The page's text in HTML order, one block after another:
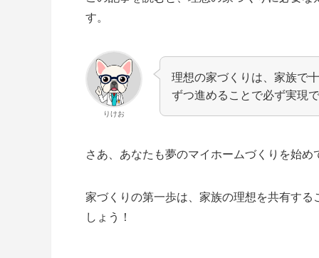
す。
りけお
理想の家づくりは、家族で
ずつ進めることで必ず実現
さあ、あなたも夢のマイホームづくりを始め
家づくりの第一歩は、家族の理想を共有す
しょう！